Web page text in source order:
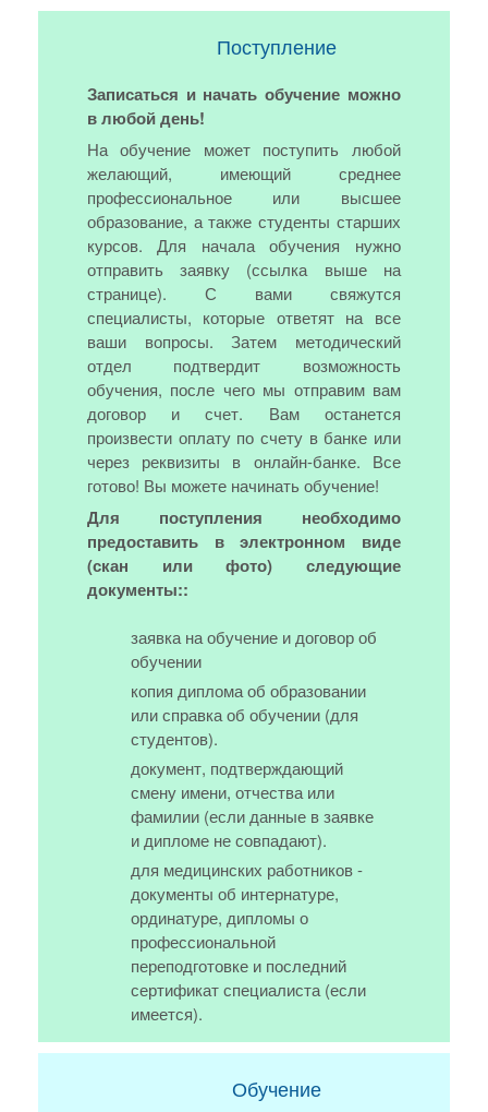
Поступление
Записаться и начать обучение можно
в любой день!
На обучение может поступить любой
желающий, имеющий среднее
профессиональное или высшее
образование, а также студенты старших
курсов. Для начала обучения нужно
отправить заявку (ссылка выше на
странице). С вами свяжутся
специалисты, которые ответят на все
ваши вопросы. Затем методический
отдел подтвердит возможность
обучения, после чего мы отправим вам
договор и счет. Вам останется
произвести оплату по счету в банке или
через реквизиты в онлайн-банке. Все
готово! Вы можете начинать обучение!
Для поступления необходимо
предоставить в электронном виде
(скан или фото) следующие
документы::
заявка на обучение и договор об
обучении
копия диплома об образовании
или справка об обучении (для
студентов).
документ, подтверждающий
смену имени, отчества или
фамилии (если данные в заявке
и дипломе не совпадают).
для медицинских работников -
документы об интернатуре,
ординатуре, дипломы о
профессиональной
переподготовке и последний
сертификат специалиста (если
имеется).
Обучение